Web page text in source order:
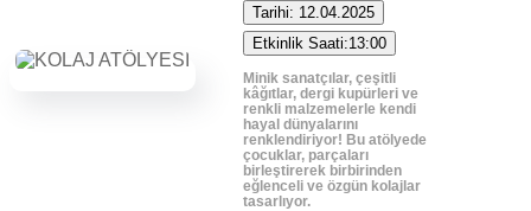
Tarihi: 12.04.2025
Etkinlik Saati:13:00
Minik sanatçılar, çeşitli
kâğıtlar, dergi kupürleri ve
renkli malzemelerle kendi
hayal dünyalarını
renklendiriyor! Bu atölyede
çocuklar, parçaları
birleştirerek birbirinden
eğlenceli ve özgün kolajlar
tasarlıyor.